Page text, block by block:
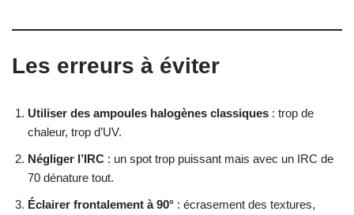
Les erreurs à éviter
Utiliser des ampoules halogènes classiques : trop de
chaleur, trop d’UV.
Négliger l’IRC : un spot trop puissant mais avec un IRC de
70 dénature tout.
Éclairer frontalement à 90° : écrasement des textures,